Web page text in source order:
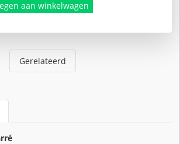
aan winkelwagen
Gerelateerd